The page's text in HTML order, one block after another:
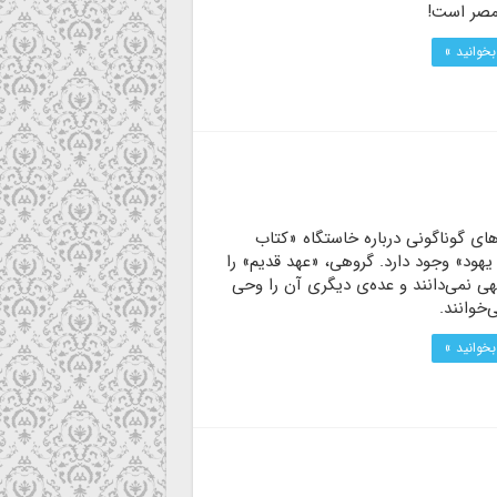
مصر است!
»
گوناگونی درباره خاستگاه «کتاب
وجود دارد. گروهی، «عهد قدیم» را
نمی‌دانند و عده‌ی دیگری آن را وحی
»